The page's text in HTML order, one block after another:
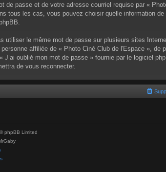
de passe et de votre adresse courriel requise par «
tous les cas, vous pouvez choisir quelle information
utiliser le même mot de passe sur plusieurs sites
affiliée de « Photo Ciné Club de l'Espace », de
oublié mon mot de passe » fournie par le logiciel
de vous reconnecter.
phpBB Limited